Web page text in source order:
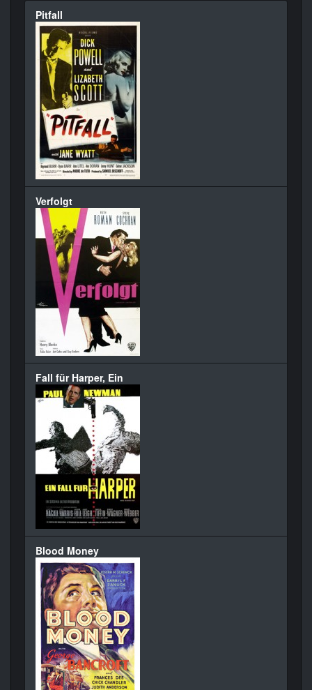
Pitfall
Verfolgt
Fall für Harper, Ein
Blood Money